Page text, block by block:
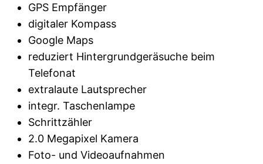
GPS Empfänger
digitaler Kompass
Google Maps
reduziert Hintergrundgeräsuche beim
Telefonat
extralaute Lautsprecher
integr. Taschenlampe
Schrittzähler
2.0 Megapixel Kamera
Foto- und Videoaufnahmen